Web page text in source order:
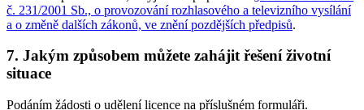
č. 231/2001 Sb., o provozování rozhlasového a televizního vysílání
a o změně dalších zákonů, ve znění pozdějších předpisů.
7. Jakým způsobem můžete zahájit řešení životní
situace
Podáním žádosti o udělení licence na příslušném formuláři.